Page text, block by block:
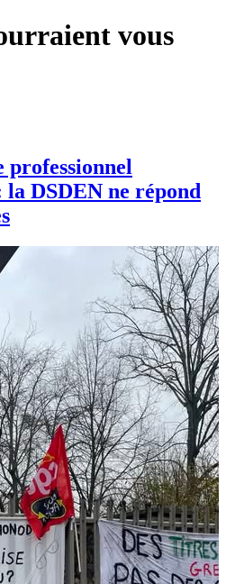
vous
professionnel
DSDEN ne répond